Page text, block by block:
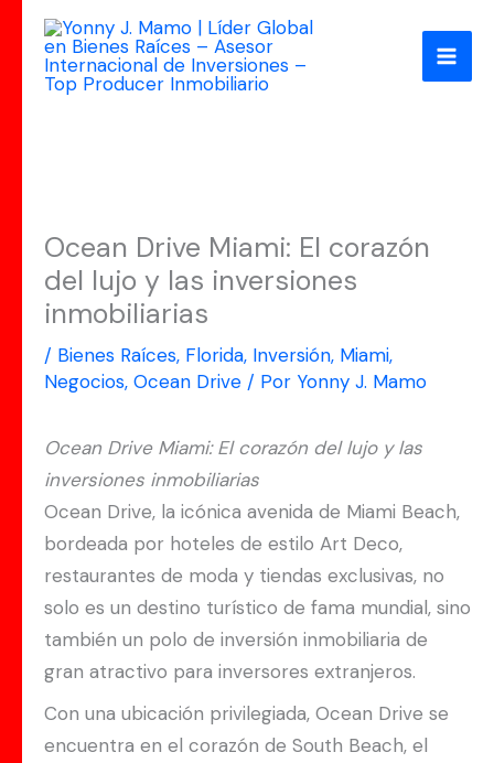
contenido
Ocean Drive Miami: El corazón
del lujo y las inversiones
inmobiliarias
/ Bienes Raíces, Florida, Inversión, Miami,
Negocios, Ocean Drive / Por Yonny J. Mamo
Ocean Drive Miami: El corazón del lujo y las
inversiones inmobiliarias
Ocean Drive, la icónica avenida de Miami Beach,
bordeada por hoteles de estilo Art Deco,
restaurantes de moda y tiendas exclusivas, no
solo es un destino turístico de fama mundial, sino
también un polo de inversión inmobiliaria de
gran atractivo para inversores extranjeros.
Con una ubicación privilegiada, Ocean Drive se
encuentra en el corazón de South Beach, el